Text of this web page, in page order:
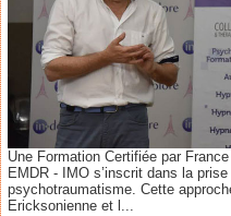
Une Formation Certifiée par
EMDR - IMO s’inscrit dans la
psychotraumatisme. Cette
Ericksonienne et l...